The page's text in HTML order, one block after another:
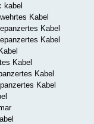
kabel
Kabel
Kabel
Kabel
Kabel
Kabel
Kabel